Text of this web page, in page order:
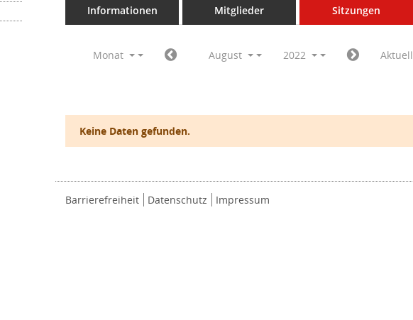
Informationen Mitglieder Sitzungen
Monat August 2022 Aktuell
Keine Daten gefunden.
Barrierefreiheit Datenschutz Impressum